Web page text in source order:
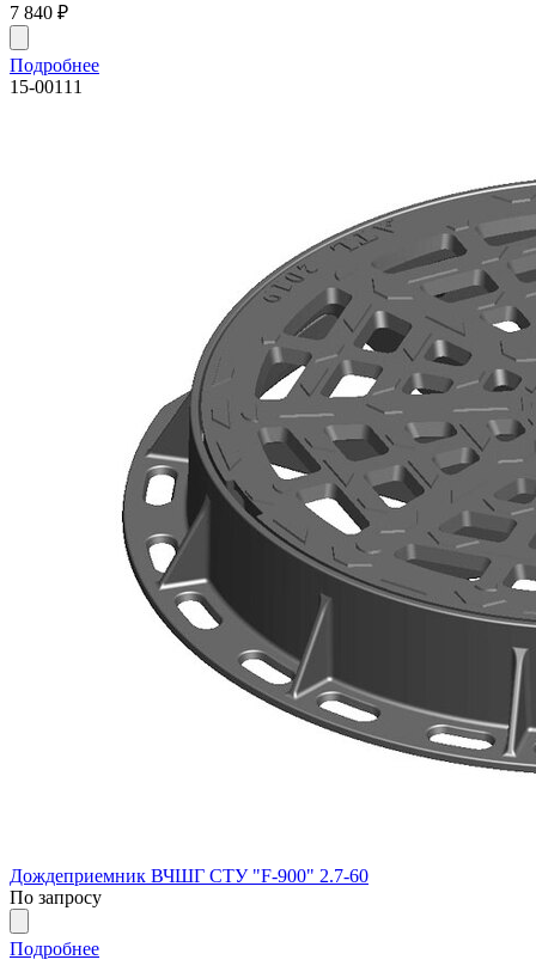
7 840 ₽
Подробнее
15-00111
Дождеприемник ВЧШГ СТУ "F-900" 2.7-60
По запросу
Подробнее